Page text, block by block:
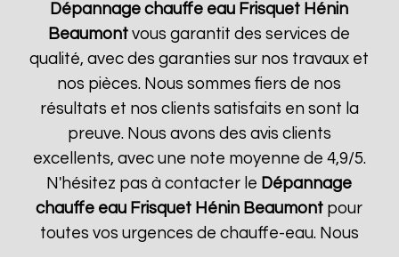
Dépannage chauffe eau Frisquet Hénin
Beaumont vous garantit des services de
qualité, avec des garanties sur nos travaux et
nos pièces. Nous sommes fiers de nos
résultats et nos clients satisfaits en sont la
preuve. Nous avons des avis clients
excellents, avec une note moyenne de 4,9/5.
N'hésitez pas à contacter le Dépannage
chauffe eau Frisquet Hénin Beaumont pour
toutes vos urgences de chauffe-eau. Nous